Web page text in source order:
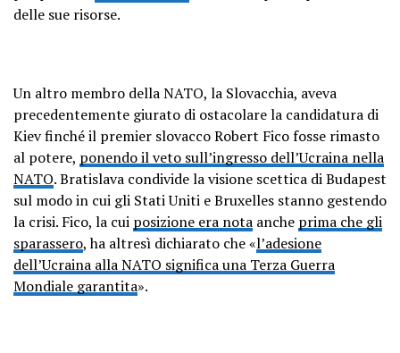
delle sue risorse.
Un altro membro della NATO, la Slovacchia, aveva
precedentemente giurato di ostacolare la candidatura di
Kiev finché il premier slovacco Robert Fico fosse rimasto
al potere, ponendo il veto sull’ingresso dell’Ucraina nella
NATO. Bratislava condivide la visione scettica di Budapest
sul modo in cui gli Stati Uniti e Bruxelles stanno gestendo
la crisi. Fico, la cui posizione era nota anche prima che gli
sparassero, ha altresì dichiarato che «l’adesione
dell’Ucraina alla NATO significa una Terza Guerra
Mondiale garantita».